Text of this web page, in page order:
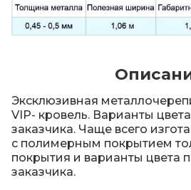
Эксклюзивная
VIP- кровель. Варианты
заказчика. Чаще всего
с полимерным покрытием
покрытия и варианты цвета
заказчика.